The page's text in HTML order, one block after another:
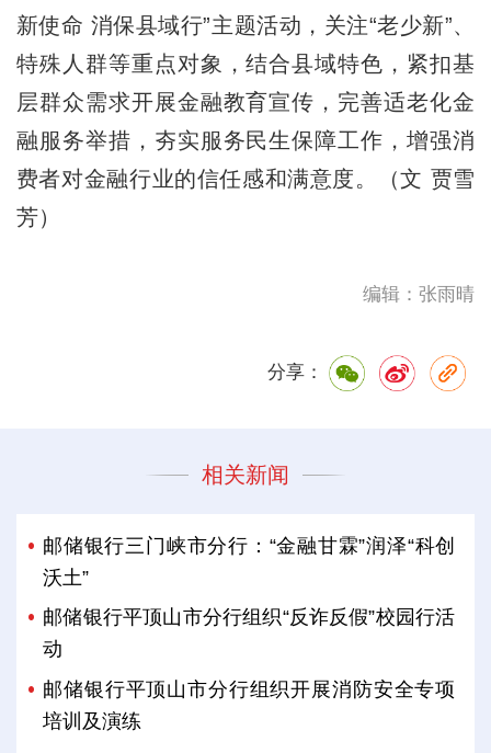
新使命 消保县域行”主题活动，关注“老少新”、
特殊人群等重点对象，结合县域特色，紧扣基
层群众需求开展金融教育宣传，完善适老化金
融服务举措，夯实服务民生保障工作，增强消
费者对金融行业的信任感和满意度。（文 贾雪
芳）
编辑：张雨晴
分享：
相关新闻
邮储银行三门峡市分行：“金融甘霖”润泽“科创
沃土”
邮储银行平顶山市分行组织“反诈反假”校园行活
动
邮储银行平顶山市分行组织开展消防安全专项
培训及演练